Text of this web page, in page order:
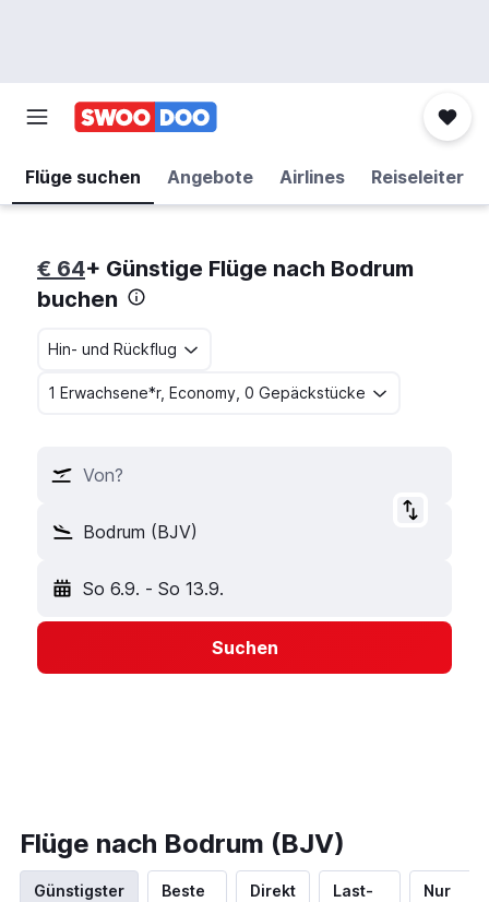
Flüge suchen Angebote Airlines Reiseleiter
€ 64+ Günstige Flüge nach Bodrum
buchen
Hin- und Rückflug
1 Erwachsene*r, Economy, 0 Gepäckstücke
Von?
Bodrum (BJV)
So 6.9. - So 13.9.
Suchen
Flüge nach Bodrum (BJV)
Günstigster
Beste
Direkt
Last-
Nur